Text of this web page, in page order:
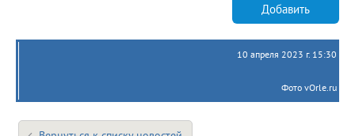
Добавить
10 апреля 2023 г. 15:30
Фото vOrle.ru